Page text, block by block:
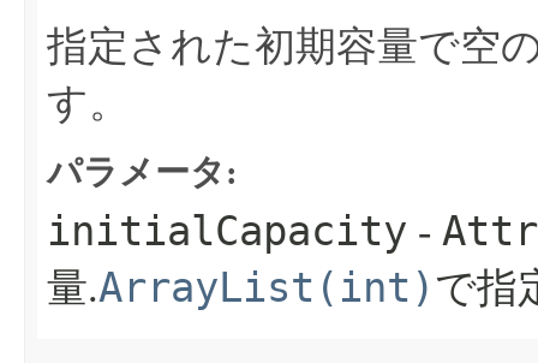
指定された初期容量で空
す。
パラメータ:
initialCapacity -
量.ArrayList(int)で指